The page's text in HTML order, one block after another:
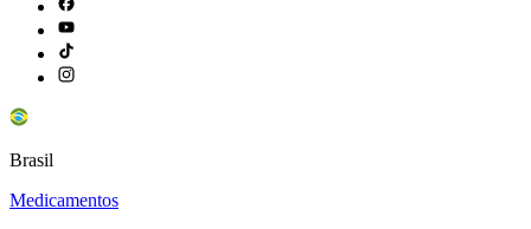
Brasil
Medicamentos